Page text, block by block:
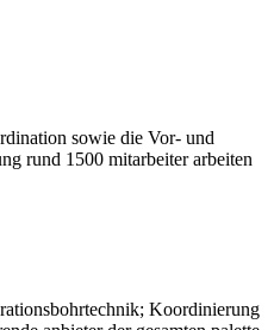
sowie die Vor- und
rund 1500 mitarbeiter arbeiten
Koordinierung